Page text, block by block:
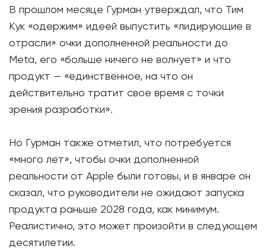
В прошлом месяце Гурман утверждал, что Тим
Кук «одержим» идеей выпустить «лидирующие в
отрасли» очки дополненной реальности до
Meta, его «больше ничего не волнует» и что
продукт — «единственное, на что он
действительно тратит свое время с точки
зрения разработки».
Но Гурман также отметил, что потребуется
«много лет», чтобы очки дополненной
реальности от Apple были готовы, и в январе он
сказал, что руководители не ожидают запуска
продукта раньше 2028 года, как минимум.
Реалистично, это может произойти в следующем
десятилетии.